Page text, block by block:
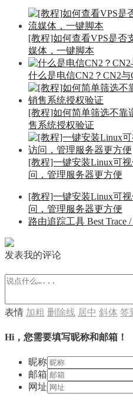
[教程]如何查看VPS是否
媒体，一键脚本
什么是电信CN2？CN2与
[教程]如何简单筛选不靠
售系统授权验证
[教程]一键安装Linux可
问，管理服务器更方便
[教程]一键安装Linux可
问，管理服务器更方便
路由追踪工具 Best Trace
发表我的评论
表情 加粗 删除线 居中 斜体 签
Hi，您需要填写昵称和邮箱！
昵称
邮箱
网址